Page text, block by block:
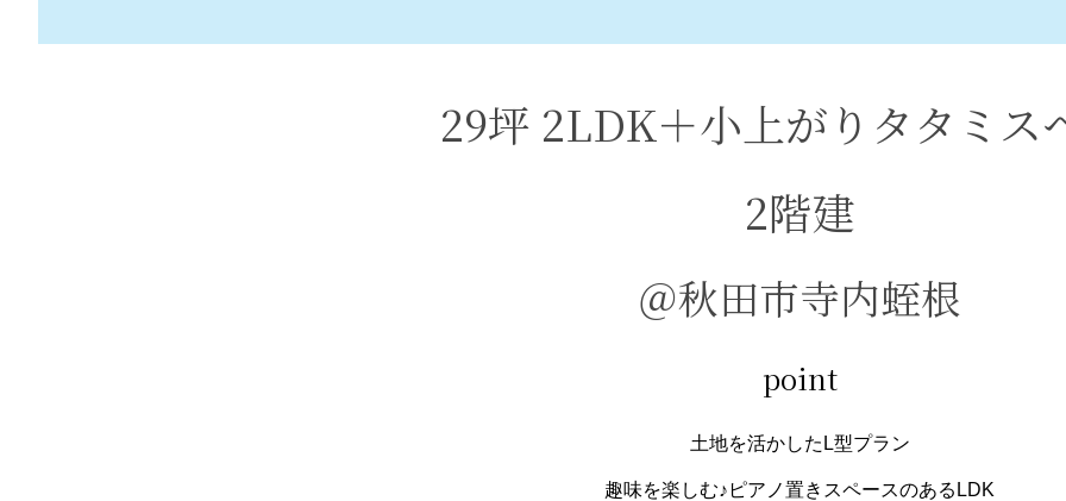
29坪 2LDK＋小上がりタタミス
2階建
＠秋田市寺内蛭根
point
土地を活かしたL型プラン
趣味を楽しむ♪ピアノ置きスペースのあるLDK